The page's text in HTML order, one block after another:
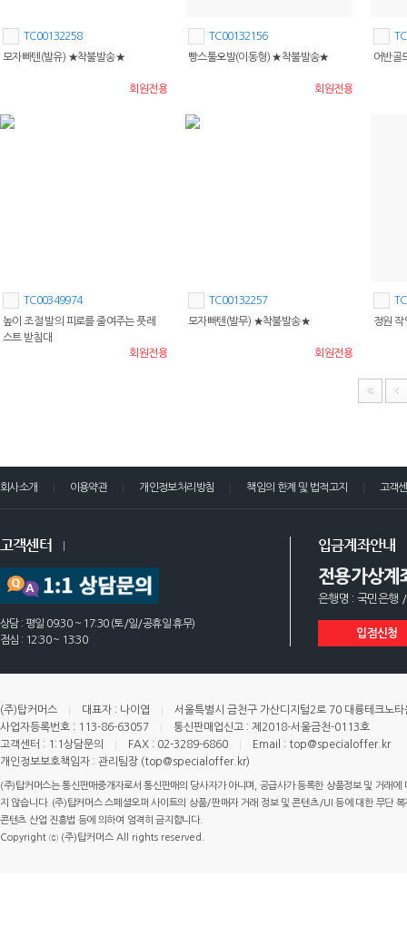
TC00132258
모자빠텐(발유) ★착불발송★
회원전용
TC00132156
빵스툴오발(이동형) ★착불발송★
회원전용
어반골
TC00349974
높이 조절 발의 피로를 줄여주는 풋레
스트 받침대
회원전용
TC00132257
모자빠텐(발무) ★착불발송★
회원전용
정원 작
회사소개 이용약관 개인정보처리방침 책임의 한계 및 법적고지 고객
고객센터
상담 : 평일 09:30 ~ 17:30 (토/일/공휴일 휴무)
점심 : 12:30 ~ 13:30
입금계좌안내
전용가상계
은행명 : 국민은행
입점신청
(주)탑커머스 대표자 : 나이엽
서울특별시 금천구 가산디지털2로 70 대륭테크노
사업자등록번호 : 113-86-63057
통신판매업신고 : 제2018-서울금천-0113호
고객센터 : 1:1상담문의
FAX : 02-3289-6860
Email : top@specialoffer.kr
개인정보보호책임자 : 관리팀장 (top@specialoffer.kr)
(주)탑커머스는 통신판매중개자로서 통신판매의 당사자가 아니며, 공급사가 등록한 상품정보 및 거래
지 않습니다. (주)탑커머스 스페셜오퍼 사이트의 상품/판매자 거래 정보 및 콘텐츠/UI 등에 대한 무단
콘텐츠 산업 진흥법 등에 의하여 엄격히 금지합니다.
Copyright ⓒ (주)탑커머스 All rights reserved.